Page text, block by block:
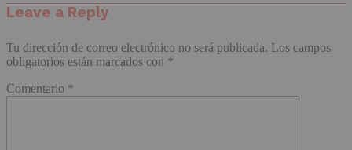
Leave a Reply
Tu dirección de correo electrónico no será publicada. Los campos
obligatorios están marcados con *
Comentario *